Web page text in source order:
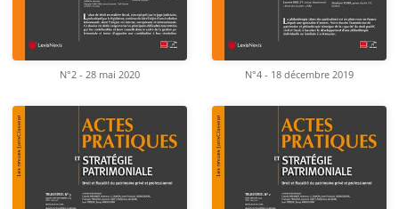
N°2 - 28 mai 2020 N°4 - 18 décembre 2019